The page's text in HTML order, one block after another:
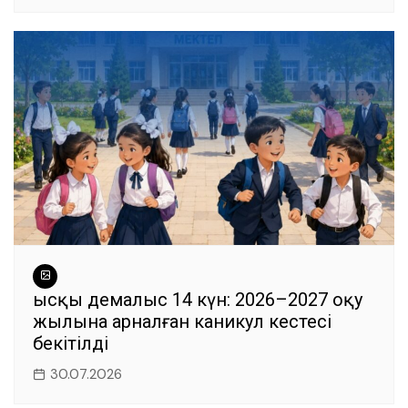
Қысқы демалыс 14 күн: 2026–2027 оқу
жылына арналған каникул кестесі
бекітілді
30.07.2026